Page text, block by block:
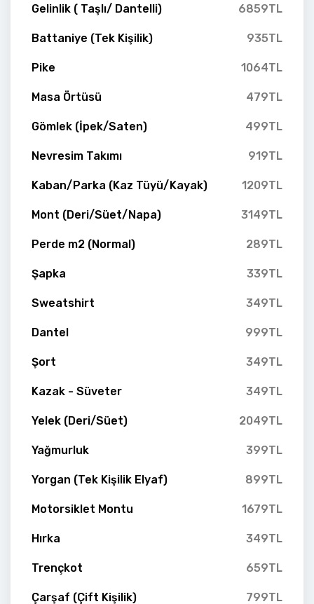
Gelinlik ( Taşlı/ Dantelli) 6859TL
Battaniye (Tek Kişilik) 935TL
Pike 1064TL
Masa Örtüsü 479TL
Gömlek (İpek/Saten) 499TL
Nevresim Takımı 919TL
Kaban/Parka (Kaz Tüyü/Kayak) 1209TL
Mont (Deri/Süet/Napa) 3149TL
Perde m2 (Normal) 289TL
Şapka 339TL
Sweatshirt 349TL
Dantel 999TL
Şort 349TL
Kazak - Süveter 349TL
Yelek (Deri/Süet) 2049TL
Yağmurluk 399TL
Yorgan (Tek Kişilik Elyaf) 899TL
Motorsiklet Montu 1679TL
Hırka 349TL
Trençkot 659TL
Çarşaf (Çift Kişilik) 799TL